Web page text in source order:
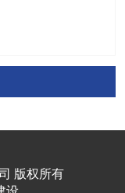
版权所有